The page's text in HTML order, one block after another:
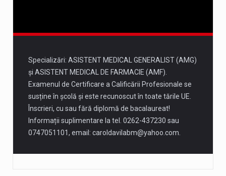
Specializări: ASISTENT MEDICAL GENERALIST (AMG)
și ASISTENT MEDICAL DE FARMACIE (AMF).
Examenul de Certificare a Calificării Profesionale se
susține în școlă și este recunoscut în toate tările UE.
Înscrieri, cu sau fără diplomă de bacalaureat!
Informații suplimentare la tel. 0262-437230 sau
0747051101, email: caroldavilabm@yahoo.com